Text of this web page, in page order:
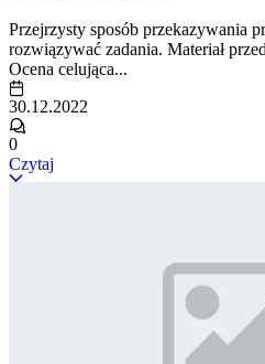
Przejrzysty sposób przekazywania
rozwiązywać zadania. Materiał
Ocena celująca...
30.12.2022
0
Czytaj